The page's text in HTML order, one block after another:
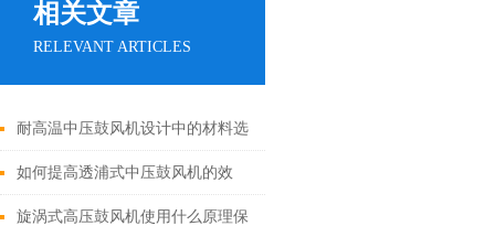
相关文章
RELEVANT ARTICLES
耐高温中压鼓风机设计中的材料选
择与优化
如何提高透浦式中压鼓风机的效
率？
旋涡式高压鼓风机使用什么原理保